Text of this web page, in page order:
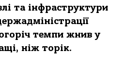
та інфраструктури
темпи жнив у
ніж торік.